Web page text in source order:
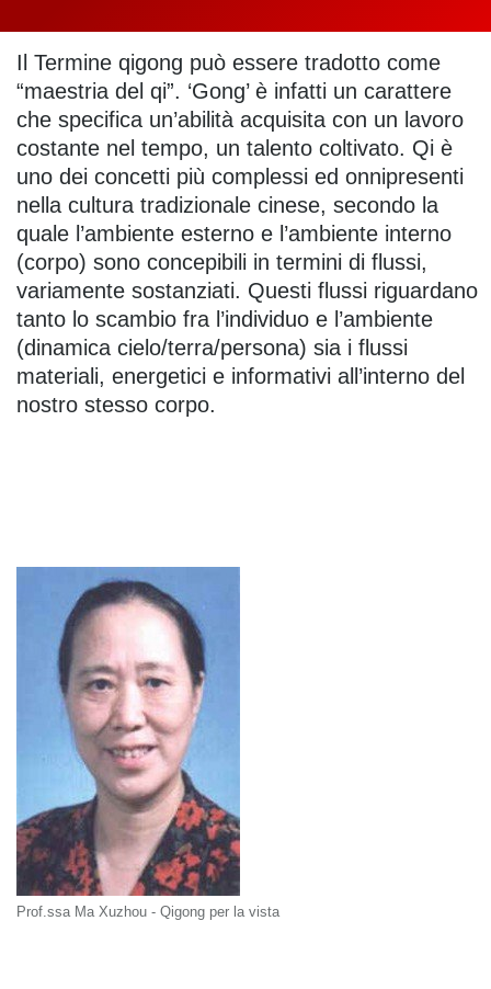
Il Termine qigong può essere tradotto come
“maestria del qi”. ‘Gong’ è infatti un carattere
che specifica un’abilità acquisita con un lavoro
costante nel tempo, un talento coltivato. Qi è
uno dei concetti più complessi ed onnipresenti
nella cultura tradizionale cinese, secondo la
quale l’ambiente esterno e l’ambiente interno
(corpo) sono concepibili in termini di flussi,
variamente sostanziati. Questi flussi riguardano
tanto lo scambio fra l’individuo e l’ambiente
(dinamica cielo/terra/persona) sia i flussi
materiali, energetici e informativi all’interno del
nostro stesso corpo.
Prof.ssa Ma Xuzhou - Qigong per la vista